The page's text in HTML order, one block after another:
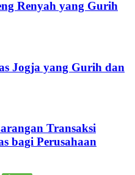
Renyah yang Gurih
Jogja yang Gurih dan
Transaksi
bagi Perusahaan